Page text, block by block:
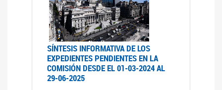
SÍNTESIS INFORMATIVA DE LOS
EXPEDIENTES PENDIENTES EN LA
COMISIÓN DESDE EL 01-03-2024 AL
29-06-2025